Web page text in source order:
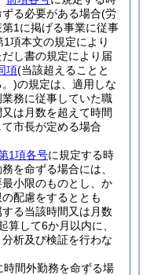
る必要がある場合(労
第1に掲げる事業に従事
項本文の規定により
し書の規定により届
項(当該超えることと
)の規定は、適用しな
務に従事していた職
は月数を超えて時間
市長が定める場合
1項各号に規定する時
を命ずる場合には、
小限のものとし、か
配慮をするととも
る当該時間又は月数
算して6か月以内に、
析及び検証を行わな
間外勤務を命ずる場